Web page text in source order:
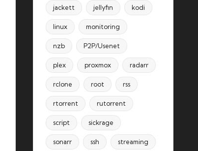
jackett jellyfin kodi
linux monitoring
nzb P2P/Usenet
plex proxmox radarr
rclone root rss
rtorrent rutorrent
script sickrage
sonarr ssh streaming